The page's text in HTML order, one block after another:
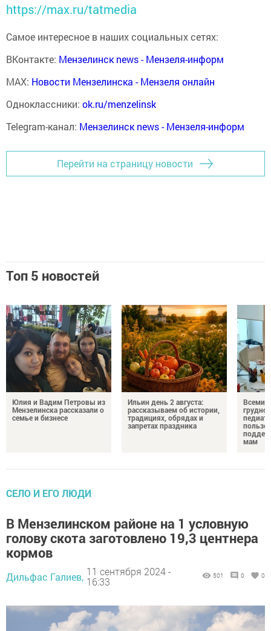
https://max.ru/tatmedia
Самое интересное в наших социальных сетях:
ВКонтакте: Мензелинск news - Мензеля-информ
MAX: Новости Мензелинска - Мензеля онлайн
Одноклассники: ok.ru/menzelinsk
Telegram-канал: Мензелинск news - Мензеля-информ
Перейти на страницу новости
Топ 5 новостей
Юлия и Вадим Петровы из
Мензелинска рассказали о
семье и бизнесе
Ильин день 2 августа:
рассказываем об истории,
традициях, обрядах и
запретах праздника
пользе
мам
СЕЛО И ЕГО ЛЮДИ
В Мензелинском районе на 1 условную
голову скота заготовлено 19,3 центнера
кормов
Дильфас Галиев, 11 сентября 2024 -
16:33
501 0 0